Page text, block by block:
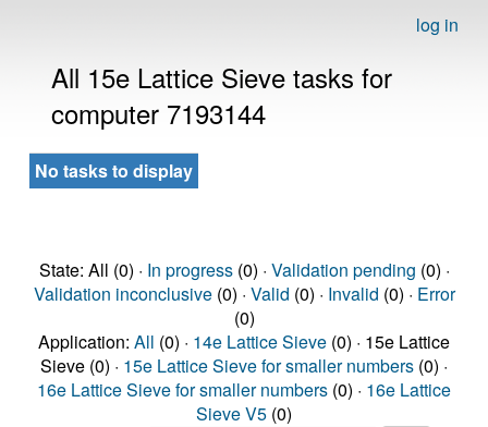
log in
All 15e Lattice Sieve tasks for
computer 7193144
No tasks to display
State: All (0) · In progress(0) · Validation pending (0) ·
Validation inconclusive(0) · Valid (0) · Invalid (0) · Error
(0)
Application: All (0) · 14e Lattice Sieve (0) · 15e Lattice
Sieve (0) · 15e Lattice Sieve for smaller numbers (0) ·
16e Lattice Sieve for smaller numbers (0) · 16e Lattice
Sieve V5 (0)